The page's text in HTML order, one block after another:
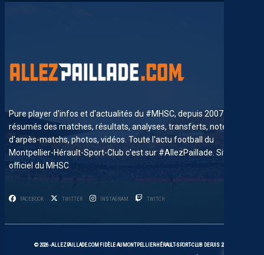
Pure player d'infos et d'actualités du #MHSC, depuis 2007. News,
résumés des matches, résultats, analyses, transferts, notes
d'arpès-matchs, photos, vidéos. Toute l'actu football du
Montpellier-Hérault-Sport-Club c'est sur #AllezPaillade. Site non-
officiel du MHSC
FACEBOOK TWITTER INSTAGRAM TWITCH
© 2026 -ALLEZPAILLADE.COM FIDÈLE AUMONTPELLIER-HÉRAULT-SPORT-CLUB DEPUIS 2007